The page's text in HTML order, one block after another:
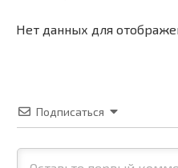
Нет данных для
Подписаться